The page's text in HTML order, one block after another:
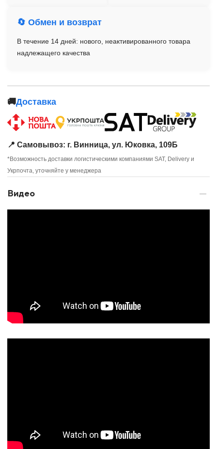
🔄 Обмен и возврат
В течение 14 дней: нового, неактивированного товара
надлежащего качества
🚚Доставка
📍 Самовывоз: г. Винница, ул. Юковка, 109Б
*Возможность доставки логистическими компаниями SAT, Delivery и
Укрпочта, уточняйте у менеджера
Видео